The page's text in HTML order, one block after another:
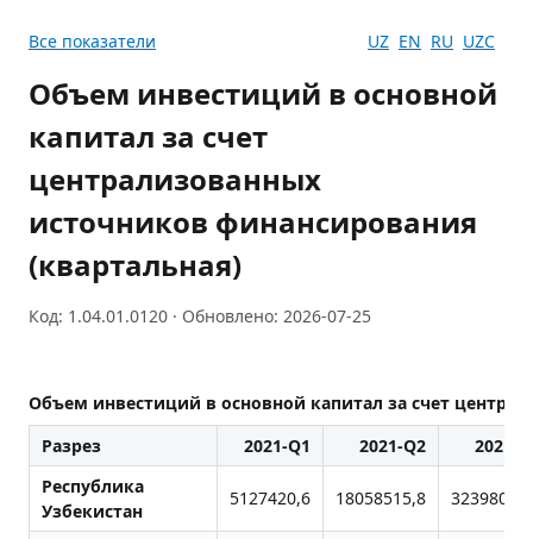
Все показатели UZ EN RU UZC
Объем инвестиций в основной
капитал за счет
централизованных
источников финансирования
(квартальная)
Код: 1.04.01.0120 · Обновлено: 2026-07-25
Объем инвестиций в основной капитал за счет
Разрез
2021-Q1 2021-Q2
2021-
Республика
Узбекистан
5127420,6 18058515,8